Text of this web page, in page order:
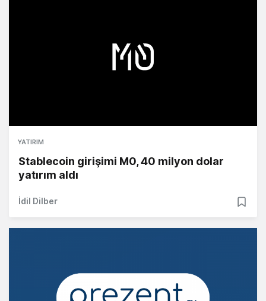
YATIRIM
Stablecoin girişimi M0, 40 milyon dolar
yatırım aldı
İdil Dilber